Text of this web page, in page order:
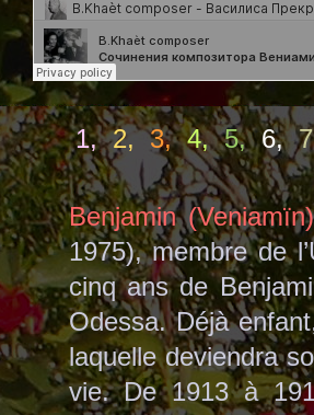
1, 2,3, 4, 5, 6, 7
Benjamin
1975), membre de
cinq ans de
Odessa. Déjà
laquelle deviendra
vie. De 1913 à